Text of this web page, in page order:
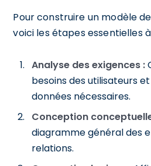
Pour construire un modèle
voici les étapes essentielles
Analyse des exigences :
besoins des utilisateurs
données nécessaires.
Conception
diagramme général des
relations.